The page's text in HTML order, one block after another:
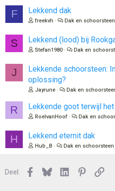
F Lekkend dak
freekvh Dak en schoorsteen
S Lekkend (lood) bij
Stefan1980 Dak en
J
Lekkende schoorsteen:
oplossing?
Jayrune Dak en
R Lekkende goot terwijl
RoelvanHoof Dak en
H Lekkend eternit dak
Hub_B Dak en schoorsteen
Deel: Facebook
BlueskyLinkedInPinterest
Link